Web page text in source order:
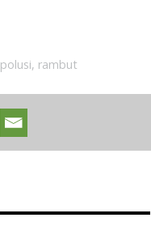
polusi, rambut